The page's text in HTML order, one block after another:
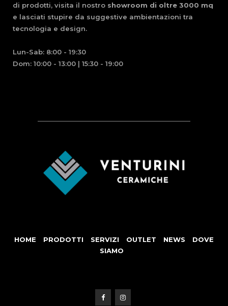
di prodotti, visita il nostro showroom di oltre 3000 mq
e lasciati stupire da suggestive ambientazioni tra
tecnologia e design.
Lun-Sab: 8:00 - 19:30
Dom: 10:00 - 13:00 | 15:30 - 19:00
HOME PRODOTTI SERVIZI OUTLET NEWS
DOVE
SIAMO